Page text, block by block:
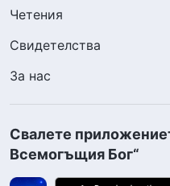
Четения
Свидетелства
За нас
Свалете
Всемогъщия Бог“